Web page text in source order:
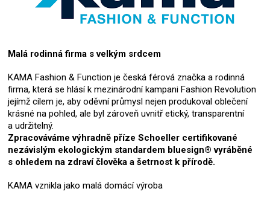
Malá rodinná firma s velkým srdcem
KAMA Fashion & Function je česká férová značka a rodinná
firma, která se hlásí k mezinárodní kampani Fashion Revolution
jejímž cílem je, aby oděvní průmysl nejen produkoval oblečení
krásné na pohled, ale byl zároveň uvnitř etický, transparentní
a udržitelný.
Zpracováváme výhradně příze Schoeller certifikované
nezávislým ekologickým standardem bluesign® vyráběné
s ohledem na zdraví člověka a šetrnost k přírodě.
KAMA vznikla jako malá domácí výroba